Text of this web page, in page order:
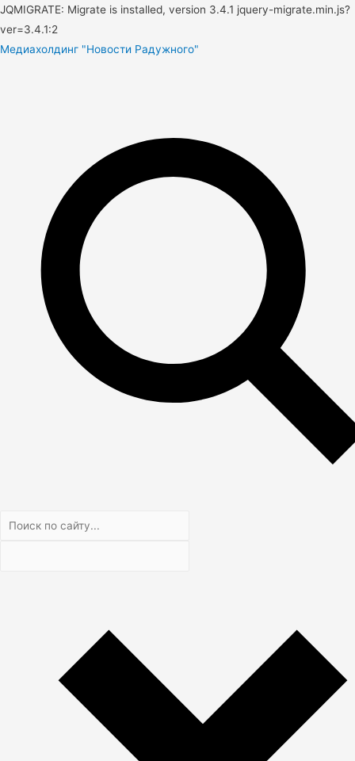
JQMIGRATE: Migrate is installed, version 3.4.1 jquery-migrate.min.js?
ver=3.4.1:2
Медиахолдинг "Новости Радужного"